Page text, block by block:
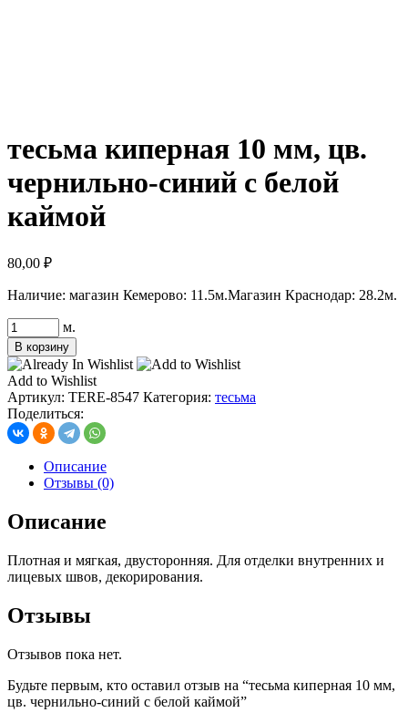
тесьма киперная 10 мм, цв.
чернильно-синий с белой
каймой
80,00 ₽
Наличие: магазин Кемерово: 11.5м.Магазин Краснодар: 28.2м.
Количество
товара
тесьма
киперная
10
мм,
цв.
чернильно-
белой
м.
В корзину
Add to Wishlist
Артикул: TERE-8547 Категория: тесьма
Поделиться:
Описание
Отзывы (0)
Описание
Плотная и мягкая, двусторонняя. Для отделки внутренних и
лицевых швов, декорирования.
Отзывы
Отзывов пока нет.
Будьте первым, кто оставил отзыв на “тесьма киперная 10 мм,
цв. чернильно-синий с белой каймой”